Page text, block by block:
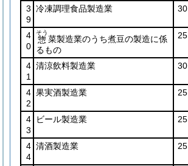
3
9
冷凍調理食品製造業 30
4
0
惣
そう
菜製造業のうち煮豆の製造に係
るもの
25
4
1
清涼飲料製造業 30
4
2
果実酒製造業 25
4
3
ビール製造業 25
4
4
清酒製造業 25